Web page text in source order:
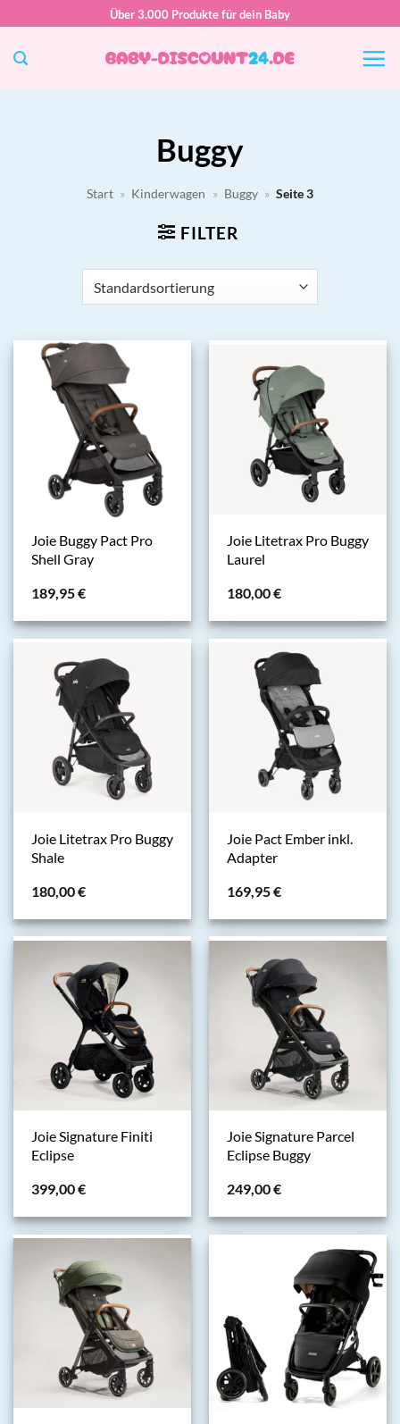
springen
Über 3.000 Produkte für dein Baby
Buggy
Start » Kinderwagen » Buggy » Seite 3
FILTER
Joie Buggy Pact Pro
Shell Gray
189,95€
Joie Litetrax Pro Buggy
Laurel
180,00€
Joie Litetrax Pro Buggy
Shale
180,00€
Joie Pact Ember inkl.
Adapter
169,95€
Joie Signature Finiti
Eclipse
399,00€
Joie Signature Parcel
Eclipse Buggy
249,00€